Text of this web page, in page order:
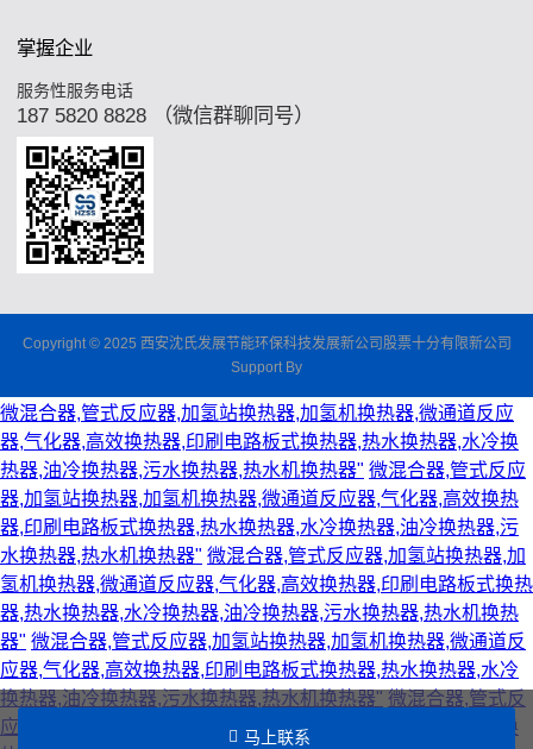
马上联系
掌握企业
服务性服务电话
187 5820 8828 （微信群聊同号）
Copyright © 2025 西安沈氏发展节能环保科技发展新公司股票十分有限新公司
Support By
微混合器,管式反应器,加氢站换热器,加氢机换热器,微通道反应
器,气化器,高效换热器,印刷电路板式换热器,热水换热器,水冷换
热器,油冷换热器,污水换热器,热水机换热器" 微混合器,管式反应
器,加氢站换热器,加氢机换热器,微通道反应器,气化器,高效换热
器,印刷电路板式换热器,热水换热器,水冷换热器,油冷换热器,污
水换热器,热水机换热器" 微混合器,管式反应器,加氢站换热器,加
氢机换热器,微通道反应器,气化器,高效换热器,印刷电路板式换热
器,热水换热器,水冷换热器,油冷换热器,污水换热器,热水机换热
器" 微混合器,管式反应器,加氢站换热器,加氢机换热器,微通道反
应器,气化器,高效换热器,印刷电路板式换热器,热水换热器,水冷
换热器,油冷换热器,污水换热器,热水机换热器" 微混合器,管式反
应器,加氢站换热器,加氢机换热器,微通道反应器,气化器,高效换